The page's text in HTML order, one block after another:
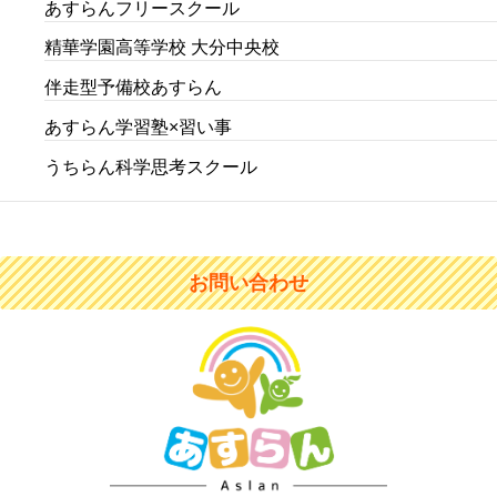
あすらんフリースクール
精華学園高等学校 大分中央校
伴走型予備校あすらん
あすらん学習塾×習い事
うちらん科学思考スクール
お問い合わせ